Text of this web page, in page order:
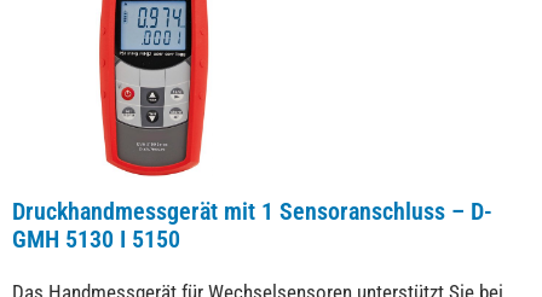
Druckhandmessgerät mit 1 Sensoranschluss – D-
GMH 5130 I 5150
Das Handmessgerät für Wechselsensoren unterstützt Sie bei